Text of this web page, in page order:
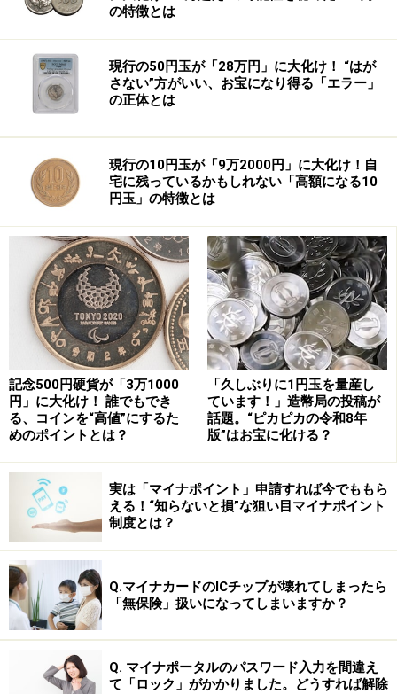
その後、大平元首相の懐刀をつとめ、大平派の大番頭と
「三角大福中」のはげしい党内抗争
そんななか、自民党で巻き起こったのがいわゆる1970年
代の「三角大福中」のはげしい抗争です。
発端は、戦後最長政権（約７年半）をほこった佐藤栄作
内閣のあと、ポスト佐藤をめぐってはじまった田中角栄
ト佐藤として佐藤元首相の意中にあった福田元首相を、
田中元首相が裏から議員たちに手をまわし、いつのまに
か佐藤派をのっとり、佐藤政権をついだのです。
これに対する福田元首相の怨念から始まった抗争。加え
て、金権疑獄で政権を去った田中元首相を、ロッキード
事件で逮捕まで追い込み田中元首相の怒りをかった三木
の特徴とは
現行の50円玉が「28万円」に大化け！ “はが
さない”方がいい、お宝になり得る「エラー」
の正体とは
現行の10円玉が「9万2000円」に大化け！自
宅に残っているかもしれない「高額になる10
円玉」の特徴とは
記念500円硬貨が「3万1000
円」に大化け！ 誰でもでき
る、コインを“高値”にするた
めのポイントとは？
「久しぶりに1円玉を量産し
ています！」造幣局の投稿が
話題。“ピカピカの令和8年
版”はお宝に化ける？
実は「マイナポイント」申請すれば今でももら
える！“知らないと損”な狙い目マイナポイント
制度とは？
Q.マイナカードのICチップが壊れてしまったら
「無保険」扱いになってしまいますか？
Q. マイナポータルのパスワード入力を間違え
て「ロック」がかかりました。どうすれば解除